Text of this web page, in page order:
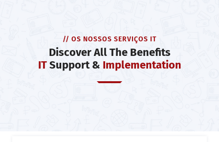
// OS NOSSOS SERVIÇOS IT
Discover All The Benefits
ITSupport & Implementation